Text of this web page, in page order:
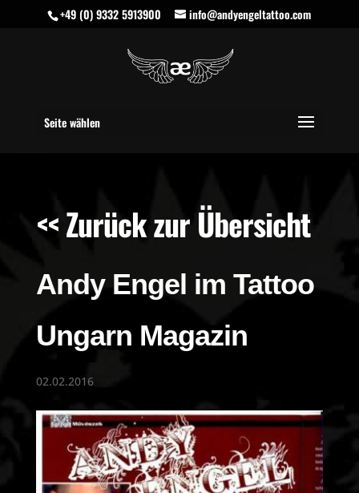
+49 (0) 9332 5913900 info@andyengeltattoo.com
Seite wählen
<< Zurück zur Übersicht
Andy Engel im Tattoo
Ungarn Magazin
02.02.2016